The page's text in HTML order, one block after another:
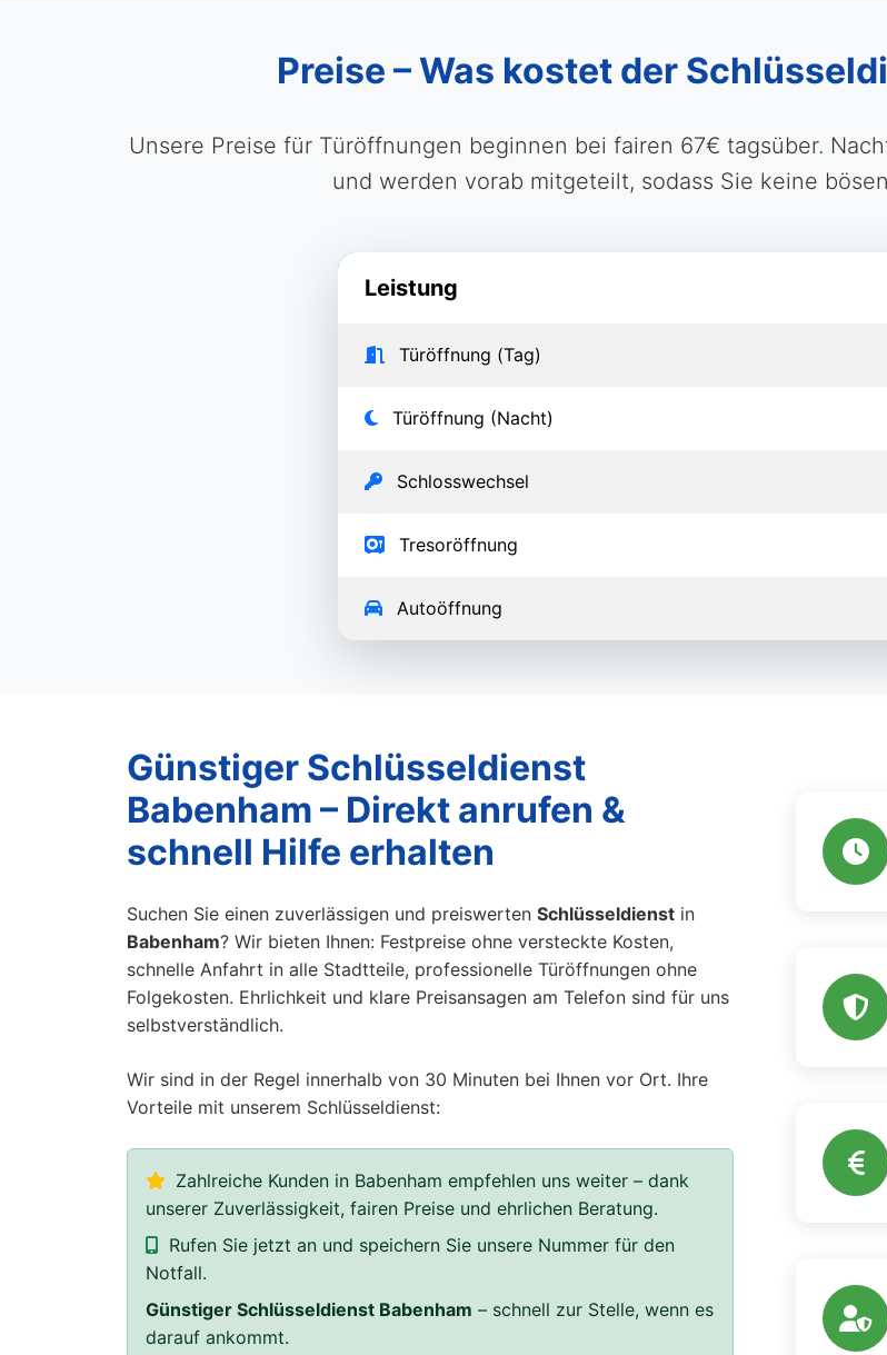
Preise – Was kostet der
Unsere Preise für Türöffnungen beginnen bei fairen 67€ tagsüber.
und werden vorab mitgeteilt, sodass Sie keine
Leistung
Türöffnung (Tag)
Türöffnung (Nacht)
Schlosswechsel
Tresoröffnung
Autoöffnung
Günstiger Schlüsseldienst
Babenham – Direkt anrufen &
schnell Hilfe erhalten
Suchen Sie einen zuverlässigen und preiswerten Schlüsseldienst in
Babenham? Wir bieten Ihnen: Festpreise ohne versteckte Kosten,
schnelle Anfahrt in alle Stadtteile, professionelle Türöffnungen ohne
Folgekosten. Ehrlichkeit und klare Preisansagen am Telefon sind für uns
selbstverständlich.
Wir sind in der Regel innerhalb von 30 Minuten bei Ihnen vor Ort. Ihre
Vorteile mit unserem Schlüsseldienst:
Zahlreiche Kunden in Babenham empfehlen uns weiter – dank
unserer Zuverlässigkeit, fairen Preise und ehrlichen Beratung.
Rufen Sie jetzt an und speichern Sie unsere Nummer für den
Notfall.
Günstiger Schlüsseldienst Babenham – schnell zur Stelle, wenn es
darauf ankommt.